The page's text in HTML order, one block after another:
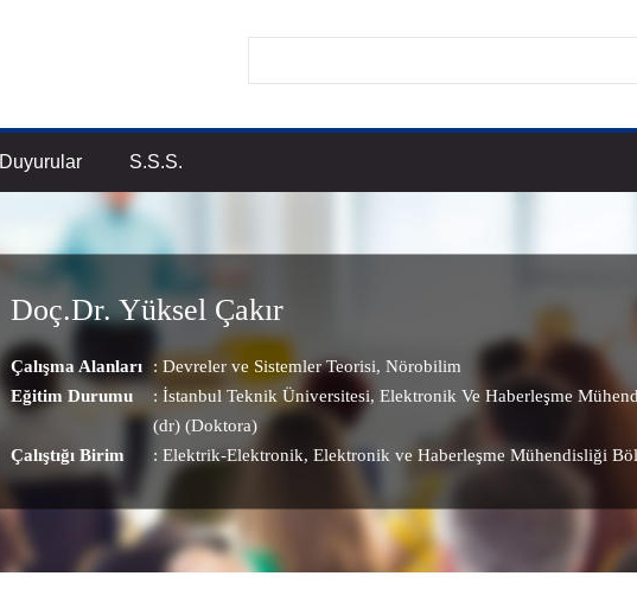
Duyurular S.S.S.
Doç.Dr. Yüksel Çakır
Çalışma Alanları : Devreler ve Sistemler Teorisi, Nörobilim
Eğitim Durumu
: İstanbul Teknik Üniversitesi, Elektronik Ve Haberleşme
(dr) (Doktora)
Çalıştığı Birim
: Elektrik-Elektronik, Elektronik ve Haberleşme Mühendisliği